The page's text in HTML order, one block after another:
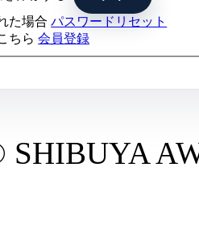
た場合パスワードリセット
ちら会員登録